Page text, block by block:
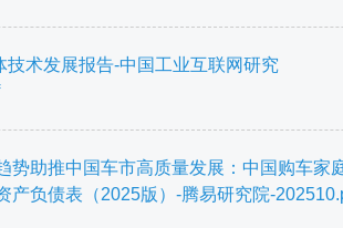
技术发展报告-中国工业互联网研究
势助推中国车市高质量发展：中国购车家
产负债表（2025版）-腾易研究院-